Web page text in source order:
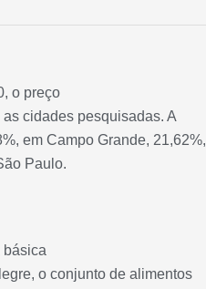
o preço
cidades pesquisadas. A
em Campo Grande, 21,62%,
Paulo.
básica
o conjunto de alimentos